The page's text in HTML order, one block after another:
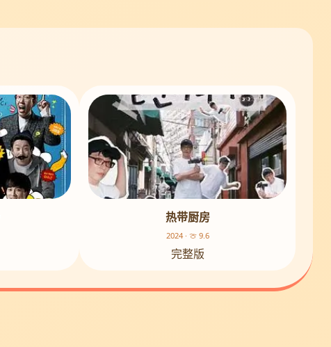
热带厨房
2024 · 🍈 9.6
完整版